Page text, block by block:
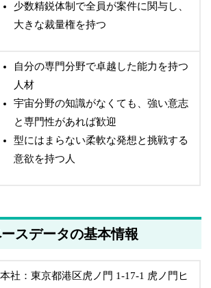
少数精鋭体制で全員が案件に関与し、
大きな裁量権を持つ
自分の専門分野で卓越した能力を持つ
人材
宇宙分野の知識がなくても、強い意志
と専門性があれば歓迎
型にはまらない柔軟な発想と挑戦する
意欲を持つ人
スデータの基本情報
本社：東京都港区虎ノ門 1-17-1 虎ノ門ヒ